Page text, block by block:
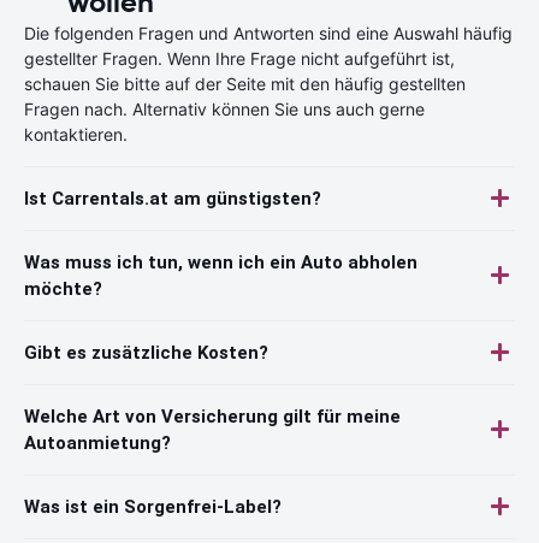
Die folgenden Fragen und Antworten sind eine Auswahl häufig
gestellter Fragen. Wenn Ihre Frage nicht aufgeführt ist,
schauen Sie bitte auf der Seite mit den häufig gestellten
Fragen nach. Alternativ können Sie uns auch gerne
kontaktieren.
Ist Carrentals.at am günstigsten?
Was muss ich tun, wenn ich ein Auto abholen
möchte?
Gibt es zusätzliche Kosten?
Welche Art von Versicherung gilt für meine
Autoanmietung?
Was ist ein Sorgenfrei-Label?